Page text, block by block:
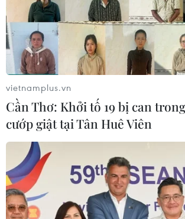
vietnamplus.vn
Cần Thơ: Khởi tố 19 bị can
cướp giật tại Tân Huê Viên